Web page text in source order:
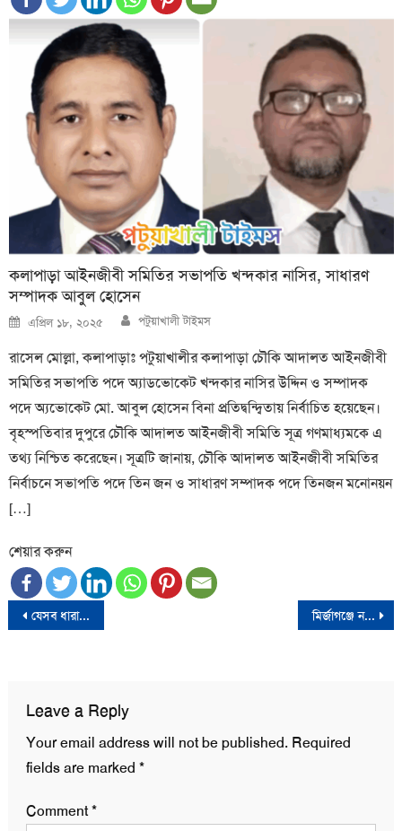
কলাপাড়া আইনজীবী সমিতির সভাপতি খন্দকার নাসির, সাধারণ
সম্পাদক আবুল হোসেন
Posted
on
এপ্রিল ১৮, ২০২৫ Author
পটুয়াখালী টাইমস
রাসেল মোল্লা, কলাপাড়াঃ পটুয়াখালীর কলাপাড়া চৌকি আদালত আইনজীবী
সমিতির সভাপতি পদে অ্যাডভোকেট খন্দকার নাসির উদ্দিন ও সম্পাদক
পদে অ্যভোকেট মো. আবুল হোসেন বিনা প্রতিদ্বন্দ্বিতায় নির্বাচিত হয়েছেন।
বৃহস্পতিবার দুপুরে চৌকি আদালত আইনজীবী সমিতি সূত্র গণমাধ্যমকে এ
তথ্য নিশ্চিত করেছেন। সূত্রটি জানায়, চৌকি আদালত আইনজীবী সমিতির
নির্বাচনে সভাপতি পদে তিন জন ও সাধারণ সম্পাদক পদে তিনজন মনোনয়ন
[…]
শেয়ার করুন
Post
যেসব ধারা ব্যবহার করতে পারবে সেনাবাহিনী মির্জাগঞ্জে নবাগত পুলিশ সুপারের সাথে মতবিনিময় সভা অনুষ্ঠিত
Leave a Reply
Your email address will not be published. Required
fields are marked *
Comment*